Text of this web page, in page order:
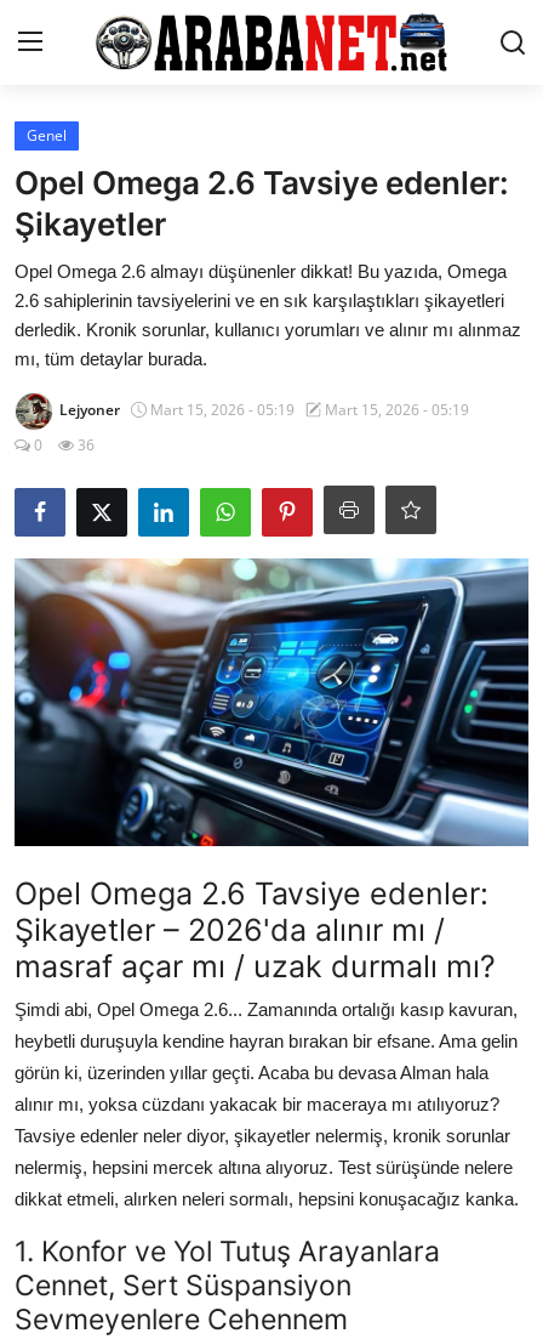
Giriş yapmak
Anasayfa
Araba Markaları
Paketler
Karşılaştırmalar
Bakım & Arıza Çözümleri
İkinci El & Ekspertiz
Muayene & Emisyon
Trafik Cezaları & Mevzuat
Ehliyet & Ruhsat İşlemleri
Sigorta & Kasko
Yakıt, LPG & Elektrikli
Genel
Opel Omega 2.6 Tavsiye edenler:
Şikayetler
Opel Omega 2.6 almayı düşünenler dikkat! Bu yazıda, Omega
2.6 sahiplerinin tavsiyelerini ve en sık karşılaştıkları şikayetleri
derledik. Kronik sorunlar, kullanıcı yorumları ve alınır mı alınmaz
mı, tüm detaylar burada.
Lejyoner Mart 15, 2026 - 05:19
Mart 15, 2026 - 05:19
0
36
Opel Omega 2.6 Tavsiye edenler:
Şikayetler – 2026'da alınır mı /
masraf açar mı / uzak durmalı mı?
Şimdi abi, Opel Omega 2.6... Zamanında ortalığı kasıp kavuran,
heybetli duruşuyla kendine hayran bırakan bir efsane. Ama gelin
görün ki, üzerinden yıllar geçti. Acaba bu devasa Alman hala
alınır mı, yoksa cüzdanı yakacak bir maceraya mı atılıyoruz?
Tavsiye edenler neler diyor, şikayetler nelermiş, kronik sorunlar
nelermiş, hepsini mercek altına alıyoruz. Test sürüşünde nelere
dikkat etmeli, alırken neleri sormalı, hepsini konuşacağız kanka.
1. Konfor ve Yol Tutuş Arayanlara
Cennet, Sert Süspansiyon
Sevmeyenlere Cehennem